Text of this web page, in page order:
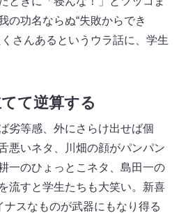
功名ならぬ“失敗からでき
さんあるというウラ話に、学生
て逆算する
劣等感、外にさらけ出せば個
悪いネタ、川畑の顔がパンパン
一のひょっとこネタ、島田一の
流すと学生たちも大笑い。新喜
ナスなものが武器にもなり得る